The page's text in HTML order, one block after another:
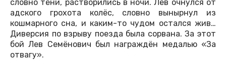
словно тени, растворились в ночи. Лев очнулся от
адского грохота колёс, словно вынырнул из
кошмарного сна, и каким-то чудом остался жив…
Диверсия по взрыву поезда была сорвана. За этот
бой Лев Семёнович был награждён медалью «За
отвагу».